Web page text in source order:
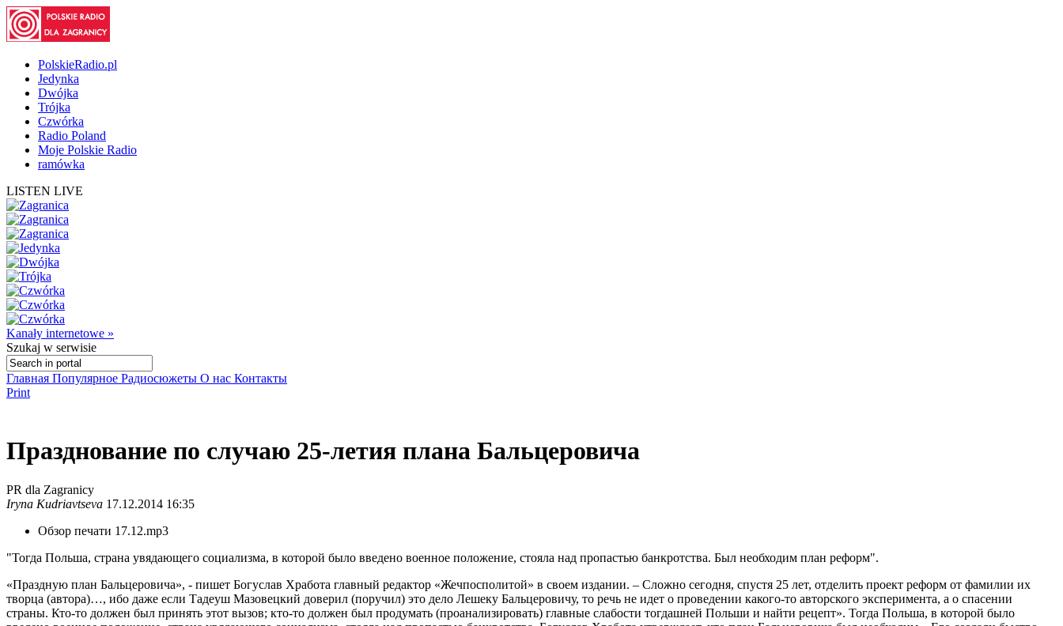
PolskieRadio.pl
Jedynka
Dwójka
Trójka
Czwórka
Radio Poland
Moje Polskie Radio
ramówka
LISTEN LIVE
Kanały internetowe »
Szukaj w serwisie
Главная Популярное Радиосюжеты О нас Контакты
Print
Празднование по случаю 25-летия плана Бальцеровича
PR dla Zagranicy
Iryna Kudriavtseva 17.12.2014 16:35
Обзор печати 17.12.mp3
"Тогда Польша, страна увядающего социализма, в которой было введено военное положение, стояла над пропастью банкротства. Был необходим план реформ".
«Праздную план Бальцеровича», - пишет Богуслав Хработа главный редактор «Жечпосполитой» в своем издании. – Сложно сегодня, спустя 25 лет, отделить проект реформ от фамилии их
творца (автора)…, ибо даже если Тадеуш Мазовецкий доверил (поручил) это дело Лешеку Бальцеровичу, то речь не идет о проведении какого-то авторского эксперимента, а о спасении
страны. Кто-то должен был принять этот вызов; кто-то должен был продумать (проанализировать) главные слабости тогдашней Польши и найти рецепт». Тогда Польша, в которой было